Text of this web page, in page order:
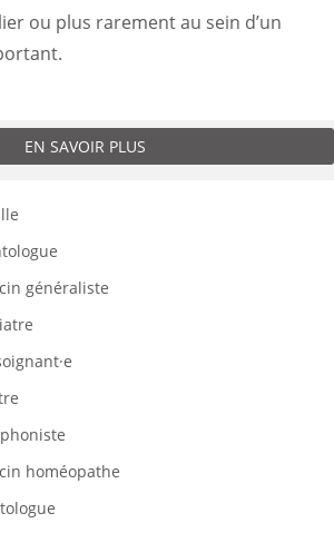
ou plus rarement au sein d’un
EN SAVOIR PLUS
généraliste
homéopathe